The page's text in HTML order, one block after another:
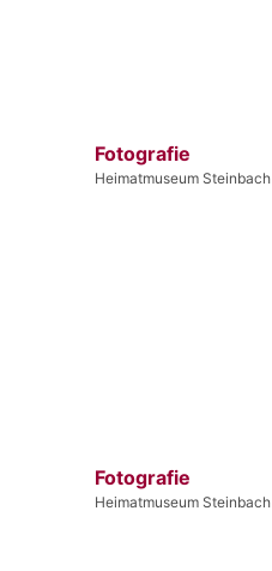
Fotografie
Heimatmuseum Steinbach
Fotografie
Heimatmuseum Steinbach